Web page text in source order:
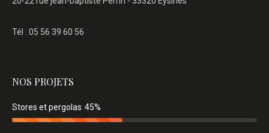
Tél : 05 56 39 60 56
NOS PROJETS
Stores et pergolas 45%